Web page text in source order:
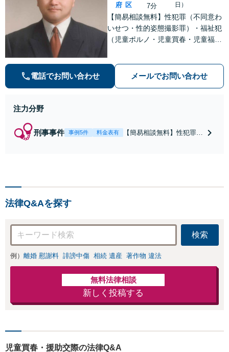
府 区
7分
日）
【簡易相談無料】性犯罪（不同意わ
いせつ・性的姿態撮影罪）・福祉犯
（児童ポルノ・児童買春・児童福祉
等）に非常に詳しい弁護士です
電話でお問い合わせ メールでお問い合わせ
注力分野
刑事事件 事例5件 料金表有
【簡易相談無料】性犯罪
法律Q&Aを探す
検索
例） 離婚 慰謝料 誹謗中傷 相続 遺産 著作物 違法
無料法律相談
新しく投稿する
児童買春・援助交際の法律Q&A